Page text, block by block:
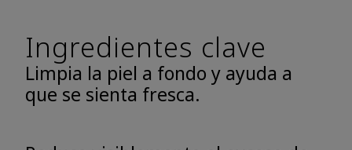
Ingredientes clave
Limpia la piel a fondo y ayuda a
que se sienta fresca.